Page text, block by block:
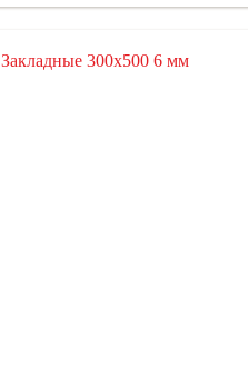
Закладные 300х500 6 мм